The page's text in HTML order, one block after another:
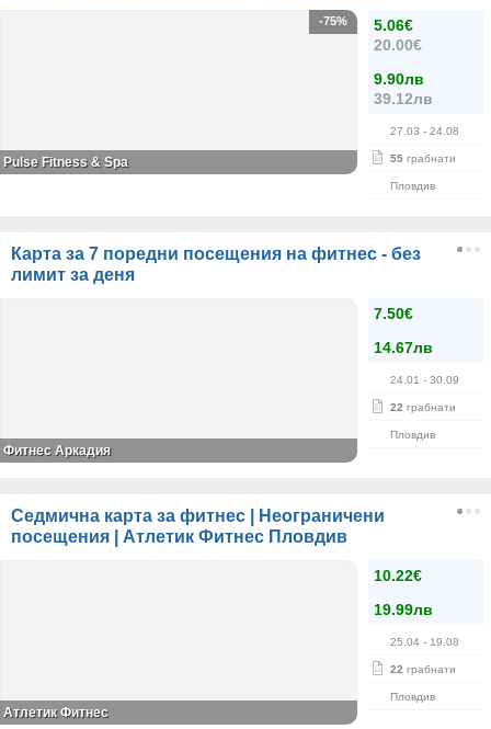
5.06€
20.00€
9.90лв
39.12лв
27.03 - 24.08
55 грабнати
Пловдив
-75%
Pulse Fitness & Spa
Карта за 7 поредни посещения на фитнес - без
лимит за деня
7.50€
14.67лв
24.01 - 30.09
22 грабнати
Пловдив
Фитнес Аркадия
Седмична карта за фитнес | Неограничени
посещения | Атлетик Фитнес Пловдив
10.22€
19.99лв
25.04 - 19.08
22 грабнати
Пловдив
Атлетик Фитнес